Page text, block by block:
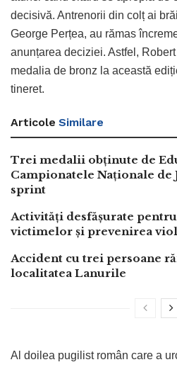
decisivă. Antrenorii din colț ai
George Perțea, au rămas
anunțarea deciziei. Astfel,
medalia de bronz la această
tineret.
Articole Similare
Trei medalii obținute de
Campionatele Naționale de
sprint
Activități desfășurate
victimelor și prevenirea
Accident cu trei persoane
localitatea Lanurile
Al doilea pugilist român care a